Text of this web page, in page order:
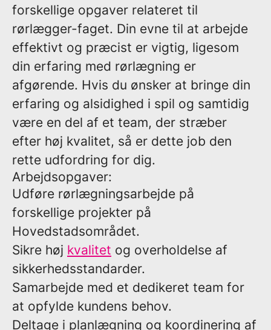
forskellige opgaver relateret til
rørlægger-faget. Din evne til at arbejde
effektivt og præcist er vigtig, ligesom
din erfaring med rørlægning er
afgørende. Hvis du ønsker at bringe din
erfaring og alsidighed i spil og samtidig
være en del af et team, der stræber
efter høj kvalitet, så er dette job den
rette udfordring for dig.
Arbejdsopgaver:
Udføre rørlægningsarbejde på
forskellige projekter på
Hovedstadsområdet.
Sikre høj kvalitet og overholdelse af
sikkerhedsstandarder.
Samarbejde med et dedikeret team for
at opfylde kundens behov.
Deltage i planlægning og koordinering af